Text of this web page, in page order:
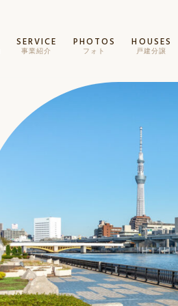
SERVICE
事業紹介
PHOTOS
フォト
HOUSES
戸建分譲